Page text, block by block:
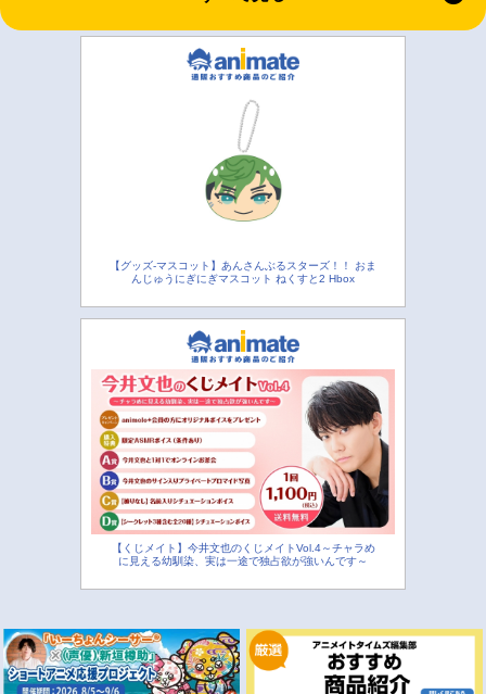
【グッズ-マスコット】あんさんぶるスターズ！！ おま
んじゅうにぎにぎマスコット ねくすと2 Hbox
【くじメイト】今井文也のくじメイトVol.4～チャラめ
に見える幼馴染、実は一途で独占欲が強いんです～